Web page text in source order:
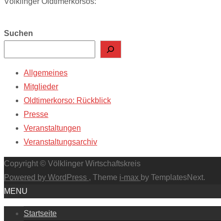
Suchen
Allgemeines
Mitglieder
Oldtimerkorso: Rückblick
Presse
Veranstaltungen
Veranstaltungsarchiv
Copyright © Völklinger Wirtschaftskreis
Powered by WordPress , Theme i-max by TemplatesNext.
MENU
Startseite